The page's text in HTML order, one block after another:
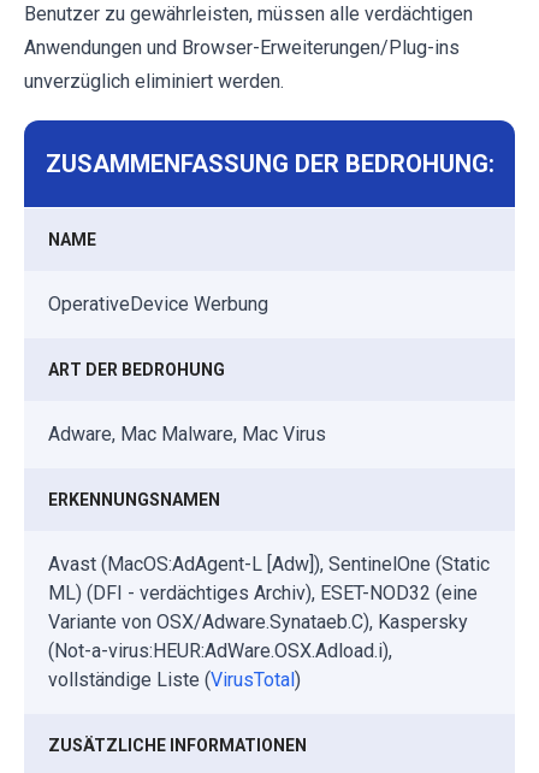
Benutzer zu gewährleisten, müssen alle verdächtigen
Anwendungen und Browser-Erweiterungen/Plug-ins
unverzüglich eliminiert werden.
ZUSAMMENFASSUNG DER BEDROHUNG:
NAME
OperativeDevice Werbung
ART DER BEDROHUNG
Adware, Mac Malware, Mac Virus
ERKENNUNGSNAMEN
Avast (MacOS:AdAgent-L [Adw]), SentinelOne (Static
ML) (DFI - verdächtiges Archiv), ESET-NOD32 (eine
Variante von OSX/Adware.Synataeb.C), Kaspersky
(Not-a-virus:HEUR:AdWare.OSX.Adload.i),
vollständige Liste (VirusTotal)
ZUSÄTZLICHE INFORMATIONEN